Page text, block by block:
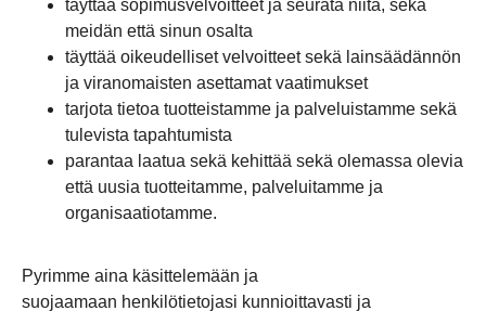
täyttää sopimusvelvoitteet ja seurata niitä, sekä
meidän että sinun osalta
täyttää oikeudelliset velvoitteet sekä lainsäädännön
ja viranomaisten asettamat vaatimukset
tarjota tietoa tuotteistamme ja palveluistamme sekä
tulevista tapahtumista
parantaa laatua sekä kehittää sekä olemassa olevia
että uusia tuotteitamme, palveluitamme ja
organisaatiotamme.
Pyrimme aina käsittelemään ja
suojaamaan henkilötietojasi kunnioittavasti ja